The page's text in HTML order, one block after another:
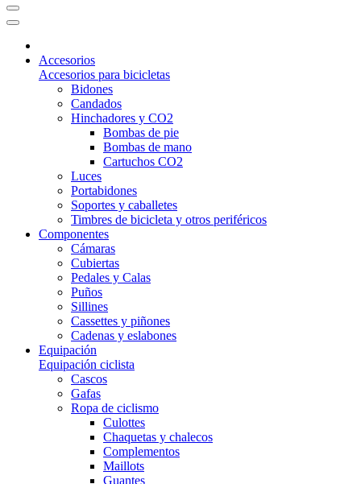
Accesorios
Accesorios para bicicletas
Bidones
Candados
Hinchadores y CO2
Bombas de pie
Bombas de mano
Cartuchos CO2
Luces
Portabidones
Soportes y caballetes
Timbres de bicicleta y otros periféricos
Componentes
Cámaras
Cubiertas
Pedales y Calas
Puños
Sillines
Cassettes y piñones
Cadenas y eslabones
Equipación
Equipación ciclista
Cascos
Gafas
Ropa de ciclismo
Culottes
Chaquetas y chalecos
Complementos
Maillots
Guantes